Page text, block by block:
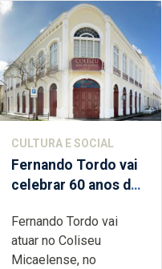
CULTURA E SOCIAL
Fernando Tordo vai
celebrar 60 anos de
Micaelense
Fernando Tordo vai
atuar no Coliseu
Micaelense, no